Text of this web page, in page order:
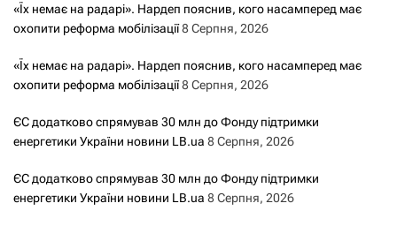
з
а
и
с
«Їх немає на радарі». Нардеп пояснив, кого насамперед має
охопити реформа мобілізації8 Серпня, 2026
«Їх немає на радарі». Нардеп пояснив, кого насамперед має
охопити реформа мобілізації8 Серпня, 2026
ЄС додатково спрямував 30 млн до Фонду підтримки
енергетики України новини LB.ua 8 Серпня, 2026
ЄС додатково спрямував 30 млн до Фонду підтримки
енергетики України новини LB.ua 8 Серпня, 2026